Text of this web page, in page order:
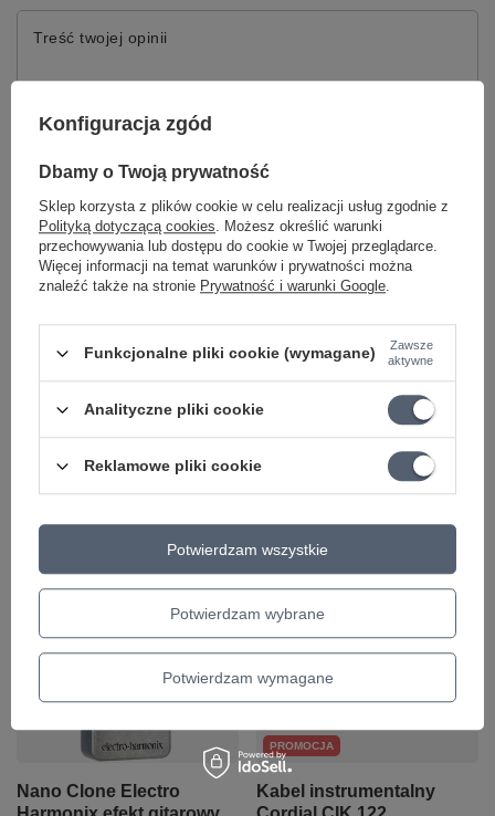
Treść twojej opinii
Dodaj własne zdjęcie produktu:
Twoje imię
Twój email
Z tym produktem nasi klienci kupowali
Nano Clone Electro
PROMOCJA
Kabel instrumentalny
Konfiguracja zgód
Dbamy o Twoją prywatność
Sklep korzysta z plików cookie w celu realizacji usług zgodnie z
Polityką dotyczącą cookies. Możesz określić warunki
przechowywania lub dostępu do cookie w Twojej przeglądarce.
Więcej informacji na temat warunków i prywatności można
znaleźć także na stronie Prywatność i warunki Google.
Funkcjonalne pliki cookie (wymagane)
Zawsze
aktywne
Analityczne pliki cookie
Reklamowe pliki cookie
Potwierdzam wybrane
Potwierdzam wymagane
Potwierdzam wszystkie